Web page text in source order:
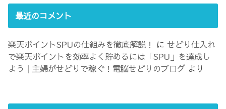
最近のコメント
楽天ポイントSPUの仕組みを徹底解説！ にせどり仕入れ
で楽天ポイントを効率よく貯めるには「SPU」を達成し
よう | 主婦がせどりで稼ぐ！電脳せどりのブログ より